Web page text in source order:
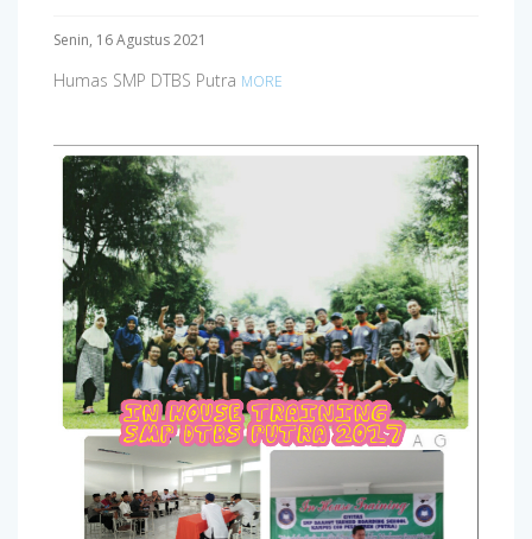
Senin, 16 Agustus 2021
Humas SMP DTBS Putra MORE